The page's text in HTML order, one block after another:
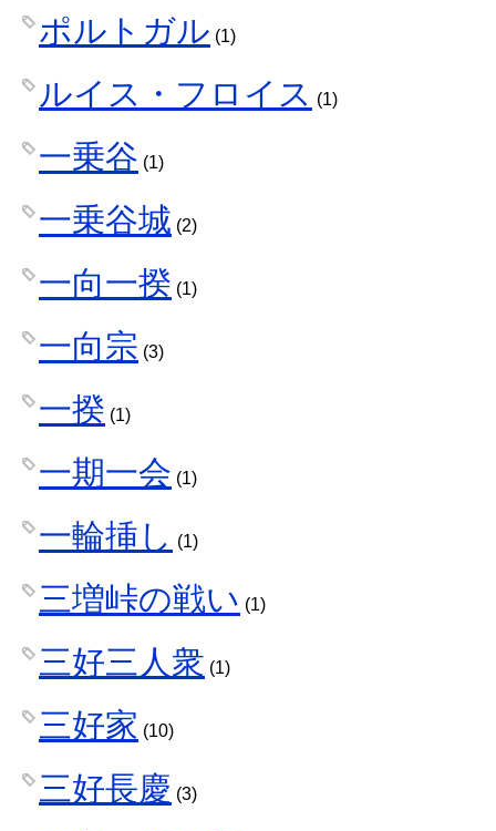
ポルトガル (1)
ルイス・フロイス (1)
一乗谷 (1)
一乗谷城 (2)
一向一揆 (1)
一向宗 (3)
一揆 (1)
一期一会 (1)
一輪挿し (1)
三増峠の戦い (1)
三好三人衆 (1)
三好家 (10)
三好長慶 (3)